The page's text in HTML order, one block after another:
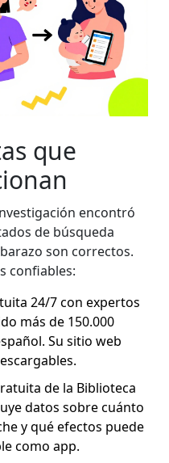
que
encontró
de búsqueda
son correctos.
confiables:
24/7 con expertos
más de 150.000
Su sitio web
de la Biblioteca
datos sobre cuánto
y qué efectos puede
como app.